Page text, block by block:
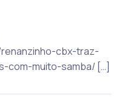
cbx-traz-
com-muito-samba/ […]